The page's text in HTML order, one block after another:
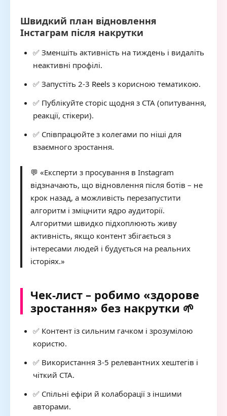
Швидкий план відновлення
Інстаграм після накрутки
✅ Зменшіть активність на тиждень і видаліть
неактивні профілі.
✅ Запустіть 2-3 Reels з корисною тематикою.
✅ Публікуйте сторіс щодня з CTA (опитування,
реакції, стікери).
✅ Співпрацюйте з колегами по ніші для
взаємного зростання.
💬 «Експерти з просування в Instagram
відзначають, що відновлення після ботів – не
крок назад, а можливість перезапустити
алгоритм і зміцнити ядро аудиторії.
Алгоритми швидко підхоплюють живу
активність, якщо контент збігається з
інтересами людей і будується на реальних
історіях.»
Чек-лист – робимо «здорове
зростання» без накрутки 🌱
✅ Контент із сильним гачком і зрозумілою
користю.
✅ Використання 3-5 релевантних хештегів і
чіткий CTA.
✅ Спільні ефіри й колаборації з іншими
авторами.